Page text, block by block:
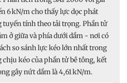
6 kN/m cho thấy lực dọc phát
tuyến tính theo tải trọng. Phần tử
ở giữa và phía dưới dầm - nơi có
so sánh lực kéo lớn nhất trong
kéo của phần tử bê tông, kết
gây nứt dầm là 4,61 kN/m.